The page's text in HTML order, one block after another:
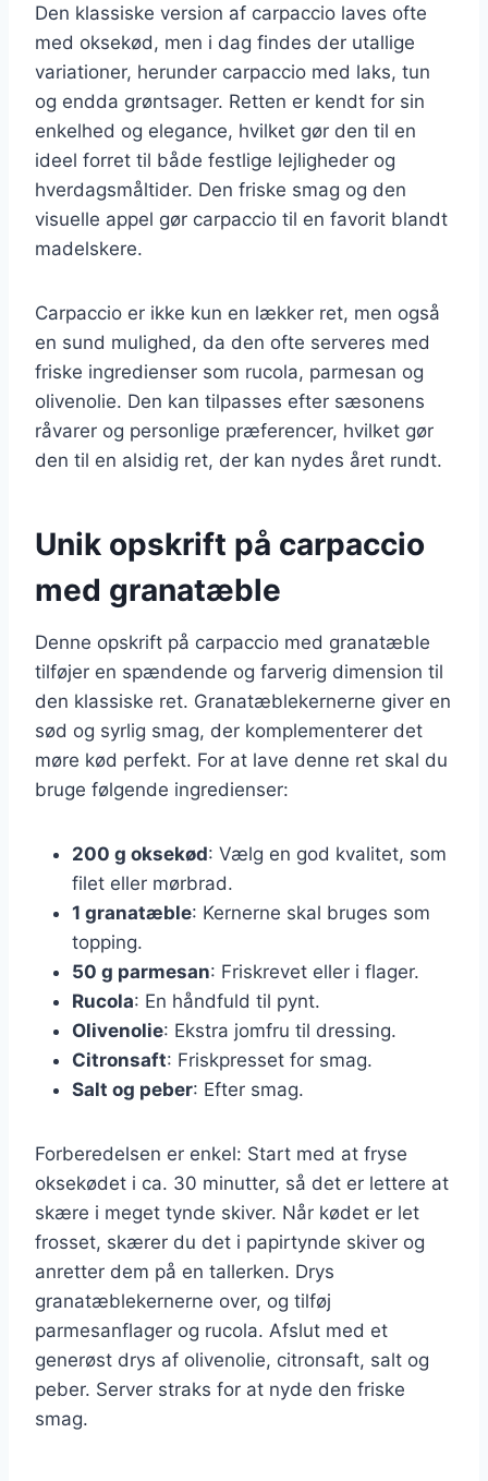
Den klassiske version af carpaccio laves ofte
med oksekød, men i dag findes der utallige
variationer, herunder carpaccio med laks, tun
og endda grøntsager. Retten er kendt for sin
enkelhed og elegance, hvilket gør den til en
ideel forret til både festlige lejligheder og
hverdagsmåltider. Den friske smag og den
visuelle appel gør carpaccio til en favorit blandt
madelskere.
Carpaccio er ikke kun en lækker ret, men også
en sund mulighed, da den ofte serveres med
friske ingredienser som rucola, parmesan og
olivenolie. Den kan tilpasses efter sæsonens
råvarer og personlige præferencer, hvilket gør
den til en alsidig ret, der kan nydes året rundt.
Unik opskrift på carpaccio
med granatæble
Denne opskrift på carpaccio med granatæble
tilføjer en spændende og farverig dimension til
den klassiske ret. Granatæblekernerne giver en
sød og syrlig smag, der komplementerer det
møre kød perfekt. For at lave denne ret skal du
bruge følgende ingredienser:
200 g oksekød: Vælg en god kvalitet, som
filet eller mørbrad.
1 granatæble: Kernerne skal bruges som
topping.
50 g parmesan: Friskrevet eller i flager.
Rucola: En håndfuld til pynt.
Olivenolie: Ekstra jomfru til dressing.
Citronsaft: Friskpresset for smag.
Salt og peber: Efter smag.
Forberedelsen er enkel: Start med at fryse
oksekødet i ca. 30 minutter, så det er lettere at
skære i meget tynde skiver. Når kødet er let
frosset, skærer du det i papirtynde skiver og
anretter dem på en tallerken. Drys
granatæblekernerne over, og tilføj
parmesanflager og rucola. Afslut med et
generøst drys af olivenolie, citronsaft, salt og
peber. Server straks for at nyde den friske
smag.